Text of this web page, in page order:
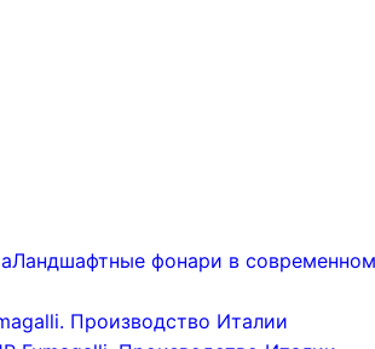
Ландшафтные фонари в